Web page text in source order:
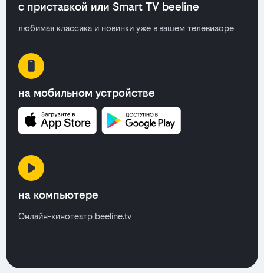
с приставкой или Smart TV beeline
любимая классика и новинки уже в вашем телевизоре
на мобильном устройстве
на компьютере
Онлайн-кинотеатр beeline.tv